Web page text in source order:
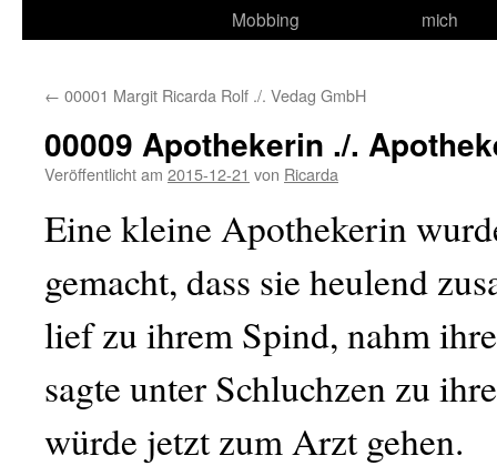
Mobbing
mich
← 00001 Margit Ricarda Rolf ./. Vedag GmbH
00009 Apothekerin ./.
Veröffentlicht am 2015-12-21 von Ricarda
Eine kleine Apothekerin
gemacht, dass sie heulend
lief zu ihrem Spind, nahm
sagte unter Schluchzen zu
würde jetzt zum Arzt gehen.